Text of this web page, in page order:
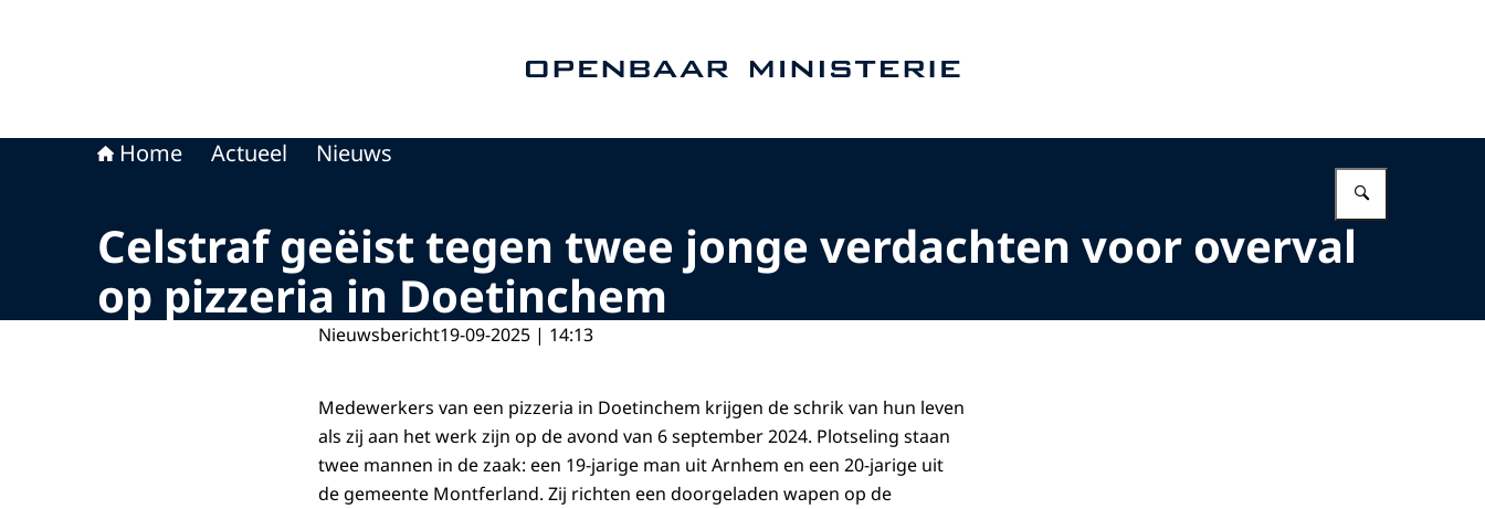
Home Actueel Nieuws
Celstraf geëist tegen twee jonge verdachten voor overval
op pizzeria in Doetinchem
Nieuwsbericht19-09-2025 | 14:13
Medewerkers van een pizzeria in Doetinchem krijgen de schrik van hun leven
als zij aan het werk zijn op de avond van 6 september 2024. Plotseling staan
twee mannen in de zaak: een 19-jarige man uit Arnhem en een 20-jarige uit
de gemeente Montferland. Zij richten een doorgeladen wapen op de